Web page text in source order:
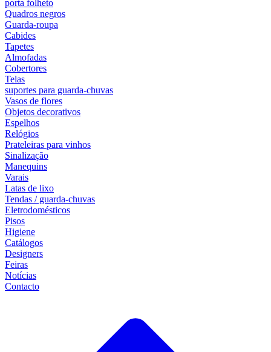
porta folheto
Quadros negros
Guarda-roupa
Cabides
Tapetes
Almofadas
Cobertores
Telas
suportes para guarda-chuvas
Vasos de flores
Objetos decorativos
Espelhos
Relógios
Prateleiras para vinhos
Sinalização
Manequins
Varais
Latas de lixo
Tendas / guarda-chuvas
Eletrodomésticos
Pisos
Higiene
Catálogos
Designers
Feiras
Notícias
Contacto